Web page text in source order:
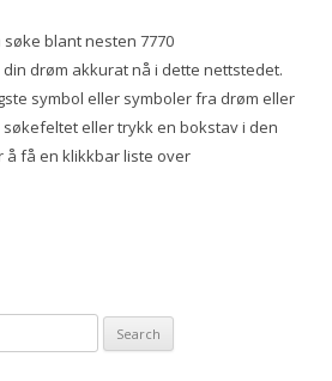
blant nesten 7770
drøm akkurat nå i dette nettstedet.
symbol eller symboler fra drøm eller
eller trykk en bokstav i den
få en klikkbar liste over